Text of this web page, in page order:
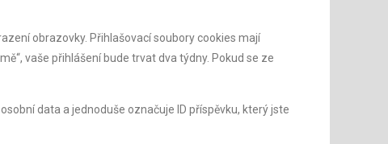
obrazovky. Přihlašovací soubory cookies mají
vaše přihlášení bude trvat dva týdny. Pokud se ze
data a jednoduše označuje ID příspěvku, který jste